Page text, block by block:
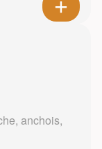
anchois,